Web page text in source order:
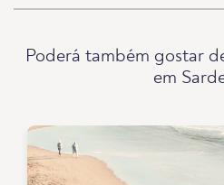
Poderá também gostar
em